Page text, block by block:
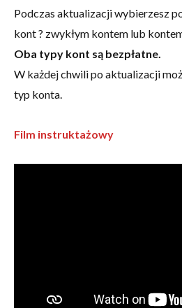
Podczas aktualizacji wybierzesz
kont ? zwykłym kontem lub
Oba typy kont są bezpłatne.
W każdej chwili po aktualizacji
typ konta.
Film instruktażowy